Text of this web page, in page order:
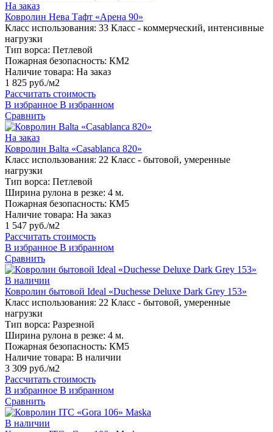
На заказ
Ковролин Нева Тафт «Арена 90»
Класс использования: 33 Класс - коммерческий, интенсивные
нагрузки
Тип ворса: Петлевой
Пожарная безопасность: КМ2
Наличие товара: На заказ
1 825 руб./м2
Рассчитать стоимость
В избранное В избранном
Сравнить
На заказ
Ковролин Balta «Casablanca 820»
Класс использования: 22 Класс - бытовой, умеренные
нагрузки
Тип ворса: Петлевой
Ширина рулона в резке: 4 м.
Пожарная безопасность: КМ5
Наличие товара: На заказ
1 547 руб./м2
Рассчитать стоимость
В избранное В избранном
Сравнить
В наличии
Ковролин бытовой Ideal «Duchesse Deluxe Dark Grey 153»
Класс использования: 22 Класс - бытовой, умеренные
нагрузки
Тип ворса: Разрезной
Ширина рулона в резке: 4 м.
Пожарная безопасность: КМ5
Наличие товара: В наличии
3 309 руб./м2
Рассчитать стоимость
В избранное В избранном
Сравнить
В наличии